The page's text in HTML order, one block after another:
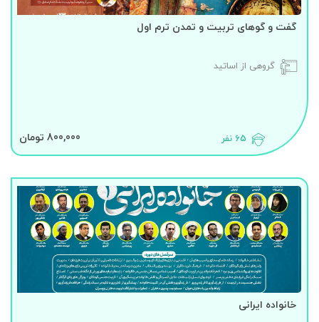
گفت و گوهای تربیت و تمدن ترم اول
گروهی از اساتید
800,000 تومان 65 نفر
خانواده ایرانی